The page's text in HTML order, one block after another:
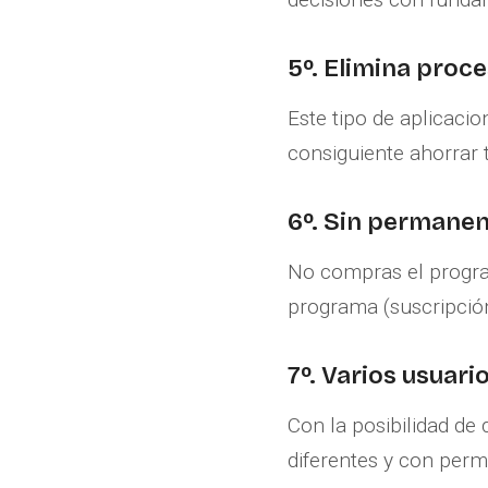
5º. Elimina
Este tipo de
consiguiente ahorrar
6º. Sin
No compras el
programa
7º. Varios
Con la posibilidad de
diferentes y con